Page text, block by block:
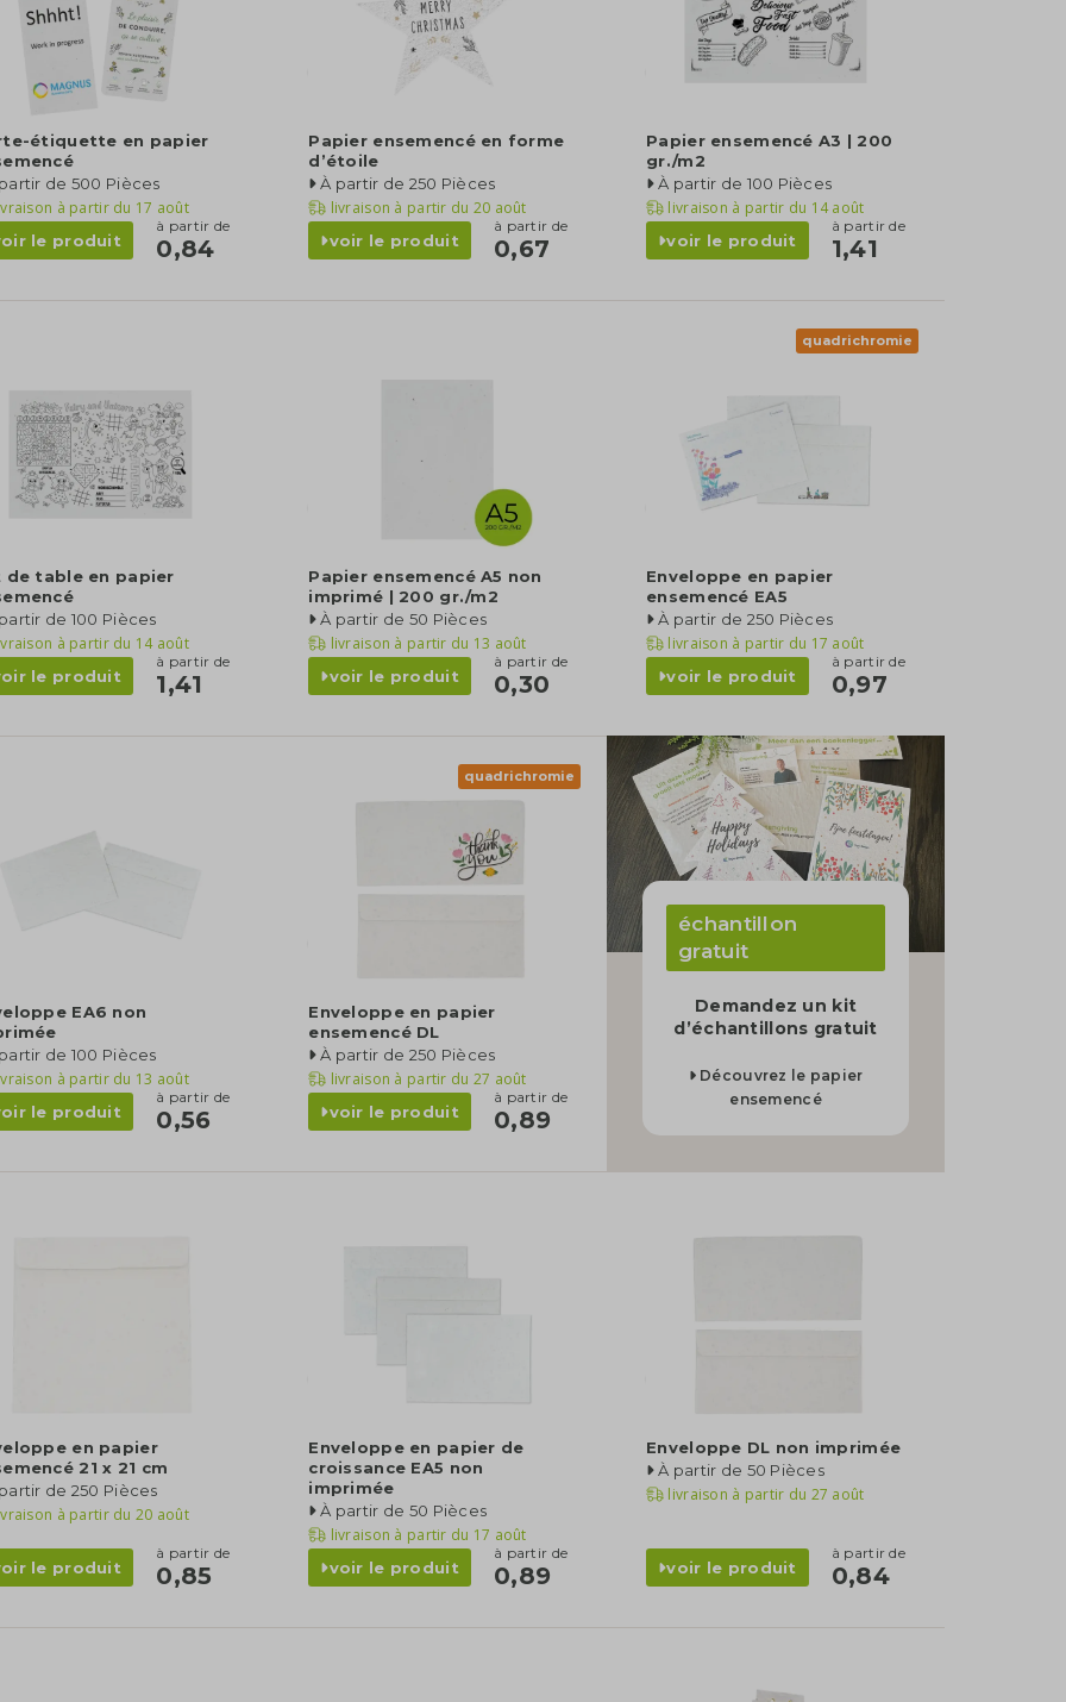
étiquette en papier
de 500 Pièces
à partir du 17 août
le produit
à partir de
0,84
Papier ensemencé en forme
d’étoile
À partir de 250 Pièces
livraison à partir du 20 août
voir le produit
à partir de
0,67
Papier ensemencé A3 | 200
gr./m2
À partir de 100 Pièces
livraison à partir du 14 août
voir le produit
à partir de
1,41
de table en papier
de 100 Pièces
à partir du 14 août
le produit
à partir de
1,41
Papier ensemencé A5 non
imprimé | 200 gr./m2
À partir de 50 Pièces
livraison à partir du 13 août
voir le produit
à partir de
0,30
quadrichromie
Enveloppe en papier
ensemencé EA5
À partir de 250 Pièces
livraison à partir du 17 août
voir le produit
à partir de
0,97
EA6 non
de 100 Pièces
à partir du 13 août
le produit
à partir de
0,56
quadrichromie
Enveloppe en papier
ensemencé DL
À partir de 250 Pièces
livraison à partir du 27 août
voir le produit
à partir de
0,89
échantillon
gratuit
Demandez un kit
d’échantillons gratuit
Découvrez le papier
ensemencé
en papier
21 x 21 cm
de 250 Pièces
à partir du 20 août
le produit
à partir de
0,85
Enveloppe en papier de
croissance EA5 non
imprimée
À partir de 50 Pièces
livraison à partir du 17 août
voir le produit
à partir de
0,89
Enveloppe DL non imprimée
À partir de 50 Pièces
livraison à partir du 27 août
voir le produit
à partir de
0,84